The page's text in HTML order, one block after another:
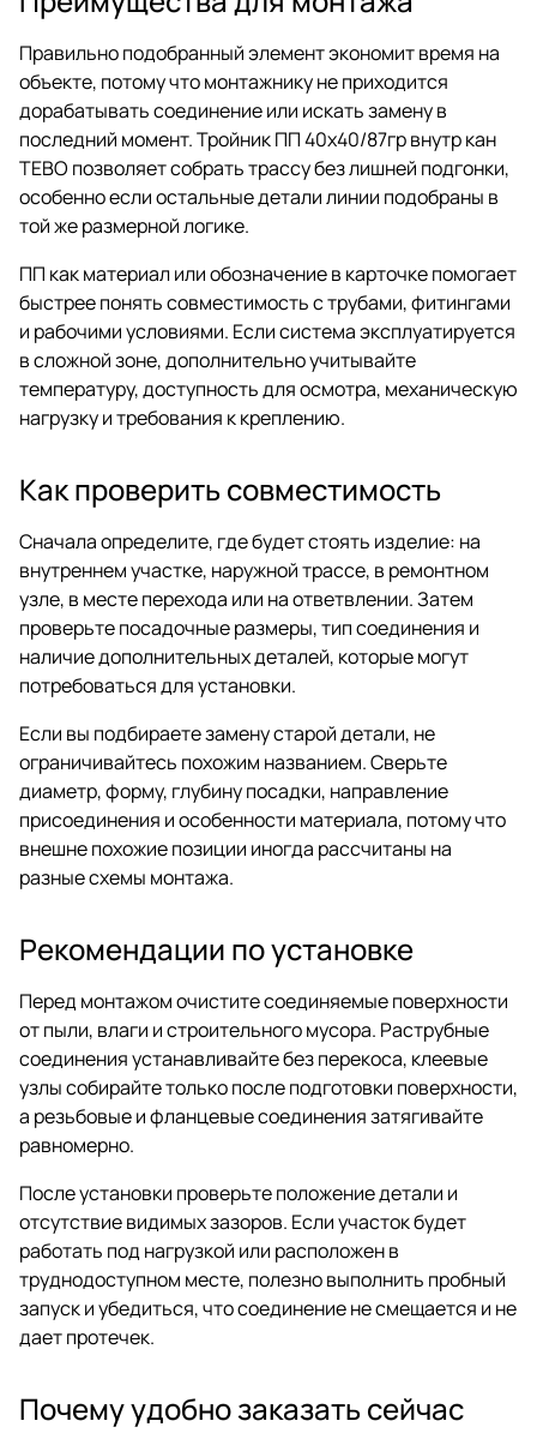
Правильно подобранный элемент экономит время на
объекте, потому что монтажнику не приходится
дорабатывать соединение или искать замену в
последний момент. Тройник ПП 40х40/87гр внутр кан
ТЕВО позволяет собрать трассу без лишней подгонки,
особенно если остальные детали линии подобраны в
той же размерной логике.
ПП как материал или обозначение в карточке помогает
быстрее понять совместимость с трубами, фитингами
и рабочими условиями. Если система эксплуатируется
в сложной зоне, дополнительно учитывайте
температуру, доступность для осмотра, механическую
нагрузку и требования к креплению.
Как проверить совместимость
Сначала определите, где будет стоять изделие: на
внутреннем участке, наружной трассе, в ремонтном
узле, в месте перехода или на ответвлении. Затем
проверьте посадочные размеры, тип соединения и
наличие дополнительных деталей, которые могут
потребоваться для установки.
Если вы подбираете замену старой детали, не
ограничивайтесь похожим названием. Сверьте
диаметр, форму, глубину посадки, направление
присоединения и особенности материала, потому что
внешне похожие позиции иногда рассчитаны на
разные схемы монтажа.
Рекомендации по установке
Перед монтажом очистите соединяемые поверхности
от пыли, влаги и строительного мусора. Раструбные
соединения устанавливайте без перекоса, клеевые
узлы собирайте только после подготовки поверхности,
а резьбовые и фланцевые соединения затягивайте
равномерно.
После установки проверьте положение детали и
отсутствие видимых зазоров. Если участок будет
работать под нагрузкой или расположен в
труднодоступном месте, полезно выполнить пробный
запуск и убедиться, что соединение не смещается и не
дает протечек.
Почему удобно заказать сейчас